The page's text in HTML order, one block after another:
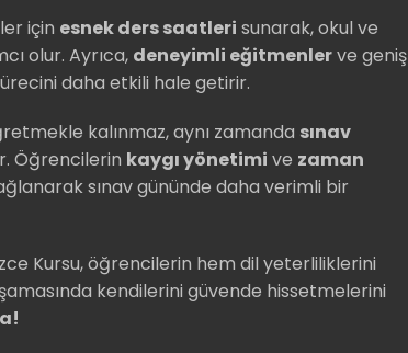
için esnek ders saatleri sunarak, okul ve
olur. Ayrıca, deneyimli eğitmenlerve geniş
daha etkili hale getirir.
kalınmaz, aynı zamanda sınav
Öğrencilerin kaygı yönetimi ve zaman
sınav gününde daha verimli bir
Kursu, öğrencilerin hem dil yeterliliklerini
kendilerini güvende hissetmelerini